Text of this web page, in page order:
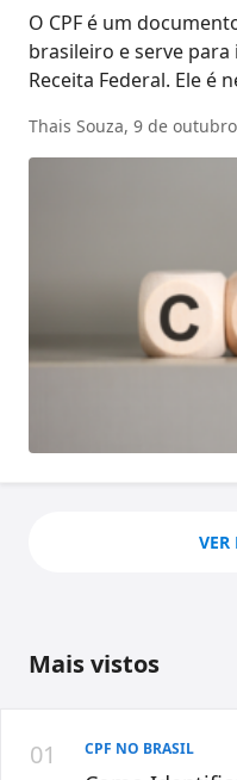
O CPF é um
brasileiro e serve
Receita Federal. Ele é
Thais Souza, 9 de
VER
Mais vistos
CPF NO BRASIL